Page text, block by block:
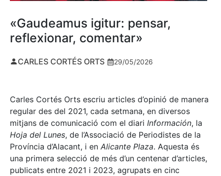
«Gaudeamus igitur: pensar,
reflexionar, comentar»
CARLES CORTÉS ORTS 29/05/2026
Carles Cortés Orts escriu articles d’opinió de manera
regular des del 2021, cada setmana, en diversos
mitjans de comunicació com el diari Información, la
Hoja del Lunes, de l’Associació de Periodistes de la
Província d’Alacant, i en Alicante Plaza. Aquesta és
una primera selecció de més d’un centenar d’articles,
publicats entre 2021 i 2023, agrupats en cinc